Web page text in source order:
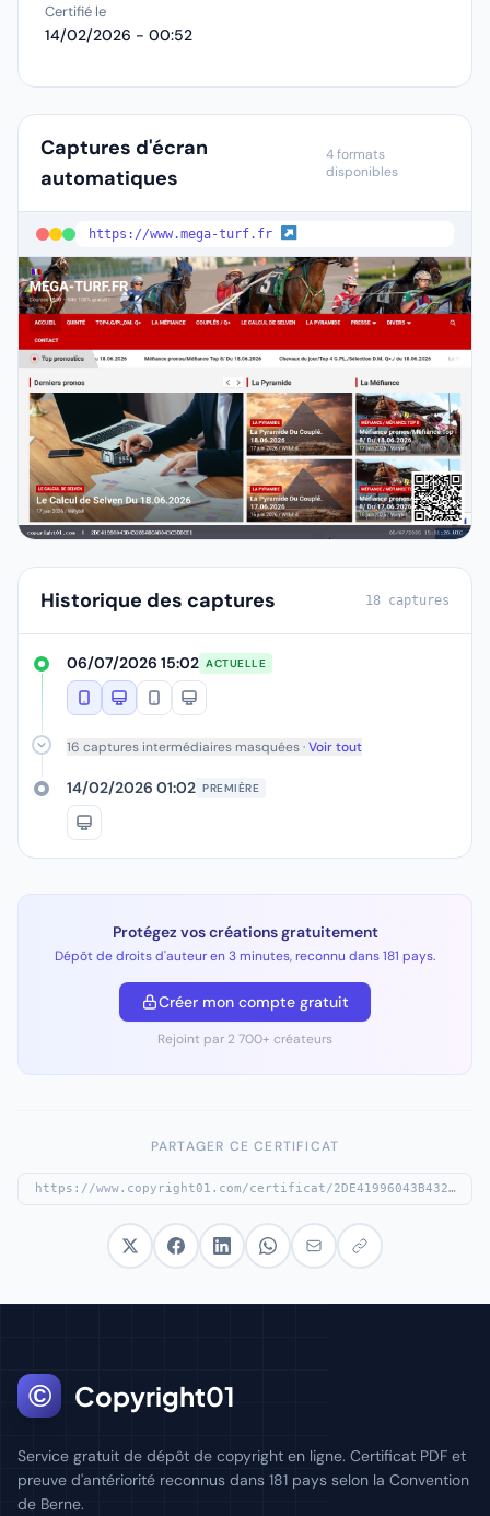
Certifié le
14/02/2026 - 00:52
Captures d'écran
automatiques
4 formats
disponibles
https://www.mega-turf.fr
Historique des captures 18 captures
06/07/2026 15:02 ACTUELLE
16 captures intermédiaires masquées ·Voir tout
14/02/2026 01:02 PREMIÈRE
Protégez vos créations gratuitement
Dépôt de droits d'auteur en 3 minutes, reconnu dans 181 pays.
Créer mon compte gratuit
Rejoint par 2 700+ créateurs
PARTAGER CE CERTIFICAT
© Copyright01
Service gratuit de dépôt de copyright en ligne. Certificat PDF et
preuve d'antériorité reconnus dans 181 pays selon la Convention
de Berne.